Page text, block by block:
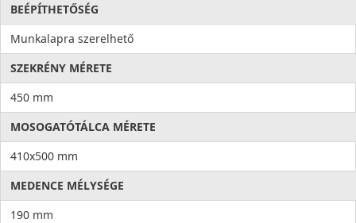
BEÉPÍTHETŐSÉG
Munkalapra szerelhető
SZEKRÉNY MÉRETE
450 mm
MOSOGATÓTÁLCA MÉRETE
410x500 mm
MEDENCE MÉLYSÉGE
190 mm